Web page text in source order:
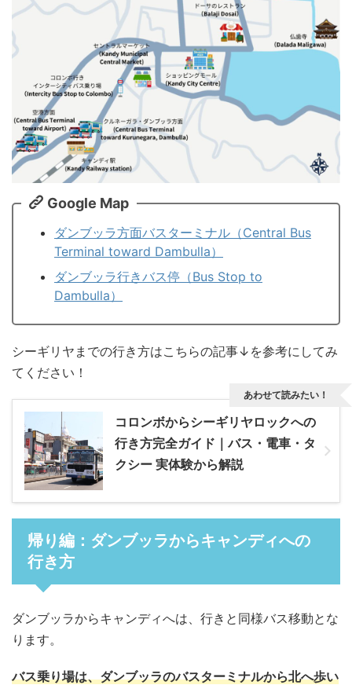
Google Map
ダンブッラ方面バスターミナル（Central Bus
Terminal toward Dambulla）
ダンブッラ行きバス停（Bus Stop to
Dambulla）
シーギリヤまでの行き方はこちらの記事↓を参考にしてみ
てください！
コロンボからシーギリヤロックへの
行き方完全ガイド｜バス・電車・タ
クシー 実体験から解説
あわせて読みたい！
帰り編：ダンブッラからキャンディへの
行き方
ダンブッラからキャンディへは、行きと同様バス移動とな
ります。
バス乗り場は、ダンブッラのバスターミナルから北へ歩い